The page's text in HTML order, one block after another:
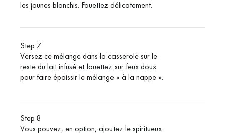
les jaunes blanchis. Fouettez délicatement.
Step 7
Versez ce mélange dans la casserole sur le
reste du lait infusé et fouettez sur feux doux
pour faire épaissir le mélange « à la nappe ».
Step 8
Vous pouvez, en option, ajoutez le spiritueux